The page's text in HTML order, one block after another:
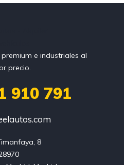
e industriales al
precio.
910 791
8